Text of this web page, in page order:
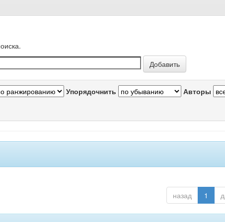
Упорядочнить Авторы
назад 1